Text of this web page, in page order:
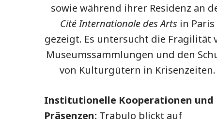
sowie während ihrer Residenz an
Cité Internationale des Arts in Paris
gezeigt. Es untersucht die Fragilität
Museumssammlungen und den
von Kulturgütern in Krisenzeiten.
Institutionelle Kooperationen und
Präsenzen: Trabulo blickt auf